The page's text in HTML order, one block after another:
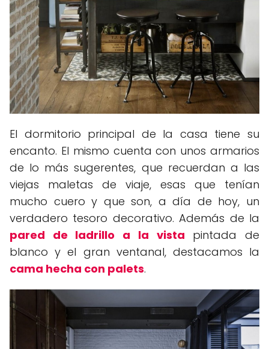
El dormitorio principal de la casa tiene su
encanto. El mismo cuenta con unos armarios
de lo más sugerentes, que recuerdan a las
viejas maletas de viaje, esas que tenían
mucho cuero y que son, a día de hoy, un
verdadero tesoro decorativo. Además de la
pared de ladrillo a la vista pintada de
blanco y el gran ventanal, destacamos la
cama hecha con palets.